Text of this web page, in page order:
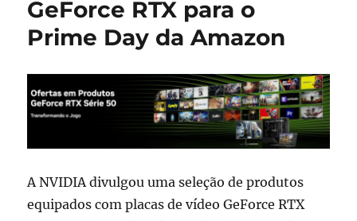
GeForce RTX para o
Prime Day da Amazon
A NVIDIA divulgou uma seleção de produtos
equipados com placas de vídeo GeForce RTX